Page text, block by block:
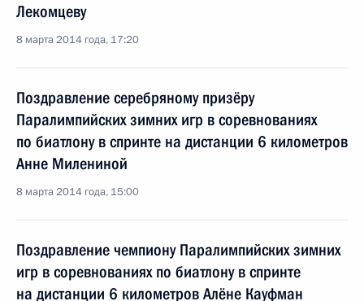
Лекомцеву
8 марта 2014 года, 17:20
Поздравление серебряному призёру
Паралимпийских зимних игр в соревнованиях
по биатлону в спринте на дистанции 6 километров
Анне Милениной
8 марта 2014 года, 15:00
Поздравление чемпиону Паралимпийских зимних
игр в соревнованиях по биатлону в спринте
на дистанции 6 километров Алёне Кауфман